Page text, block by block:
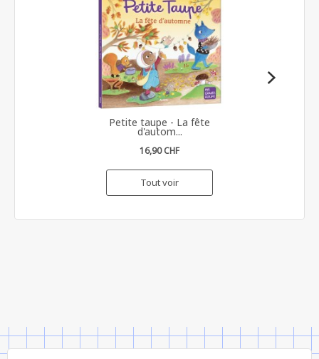
Petite taupe - La fête
d'autom...
16,90 CHF
Tout voir